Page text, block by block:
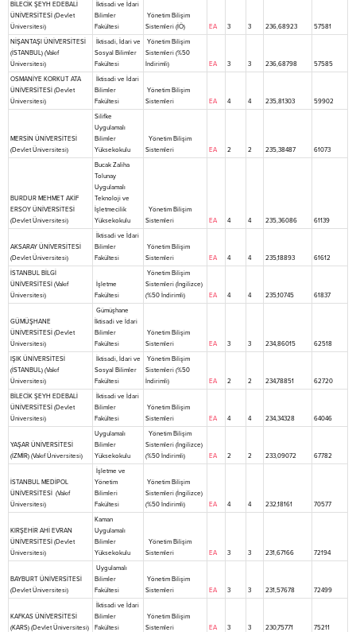
BİLECİK ŞEYH EDEBALİ
ÜNİVERSİTESİ (Devlet
Üniversitesi)
İktisadi ve İdari
Bilimler
Fakültesi
Yönetim Bilişim
Sistemleri (İÖ)
EA 3 3 236,68923 57581
NİŞANTAŞI ÜNİVERSİTESİ
(İSTANBUL) (Vakıf
Üniversitesi)
İktisadi, İdari ve
Sosyal Bilimler
Fakültesi
Yönetim Bilişim
Sistemleri (%50
İndirimli)
EA 3 3 236,68798 57585
OSMANİYE KORKUT ATA
ÜNİVERSİTESİ (Devlet
Üniversitesi)
İktisadi ve İdari
Bilimler
Fakültesi
Yönetim Bilişim
Sistemleri
EA 4 4 235,81303 59902
MERSİN ÜNİVERSİTESİ
(Devlet Üniversitesi)
Silifke
Uygulamalı
Bilimler
Yüksekokulu
Yönetim Bilişim
Sistemleri
EA 2 2 235,38487 61073
BURDUR MEHMET AKİF
ERSOY ÜNİVERSİTESİ
(Devlet Üniversitesi)
Bucak Zaliha
Tolunay
Uygulamalı
Teknoloji ve
İşletmecilik
Yüksekokulu
Yönetim Bilişim
Sistemleri
EA 4 4 235,36086 61139
AKSARAY ÜNİVERSİTESİ
(Devlet Üniversitesi)
İktisadi ve İdari
Bilimler
Fakültesi
Yönetim Bilişim
Sistemleri
EA 4 4 235,18893 61612
İSTANBUL BİLGİ
ÜNİVERSİTESİ (Vakıf
Üniversitesi)
İşletme
Fakültesi
Yönetim Bilişim
Sistemleri (İngilizce)
(%50 İndirimli)
EA 4 4 235,10745 61837
GÜMÜŞHANE
ÜNİVERSİTESİ (Devlet
Üniversitesi)
Gümüşhane
İktisadi ve İdari
Bilimler
Fakültesi
Yönetim Bilişim
Sistemleri
EA 3 3 234,86015 62518
IŞIK ÜNİVERSİTESİ
(İSTANBUL) (Vakıf
Üniversitesi)
İktisadi, İdari ve
Sosyal Bilimler
Fakültesi
Yönetim Bilişim
Sistemleri (%50
İndirimli)
EA 2 2 234,78851 62720
BİLECİK ŞEYH EDEBALİ
ÜNİVERSİTESİ (Devlet
Üniversitesi)
İktisadi ve İdari
Bilimler
Fakültesi
Yönetim Bilişim
Sistemleri
EA 4 4 234,34328 64046
YAŞAR ÜNİVERSİTESİ
(İZMİR) (Vakıf Üniversitesi)
Uygulamalı
Bilimler
Yüksekokulu
Yönetim Bilişim
Sistemleri (İngilizce)
(%50 İndirimli)
EA 2 2 233,09072 67782
İSTANBUL MEDİPOL
ÜNİVERSİTESİ (Vakıf
Üniversitesi)
İşletme ve
Yönetim
Bilimleri
Fakültesi
Yönetim Bilişim
Sistemleri (İngilizce)
(%50 İndirimli)
EA 4 4 232,18161 70577
KIRŞEHİR AHİ EVRAN
ÜNİVERSİTESİ (Devlet
Üniversitesi)
Kaman
Uygulamalı
Bilimler
Yüksekokulu
Yönetim Bilişim
Sistemleri
EA 3 3 231,67166 72194
BAYBURT ÜNİVERSİTESİ
(Devlet Üniversitesi)
Uygulamalı
Bilimler
Fakültesi
Yönetim Bilişim
Sistemleri
EA 3 3 231,57678 72499
KAFKAS ÜNİVERSİTESİ
(KARS) (Devlet Üniversitesi)
İktisadi ve İdari
Bilimler
Fakültesi
Yönetim Bilişim
Sistemleri
EA 3 3 230,75771 75211